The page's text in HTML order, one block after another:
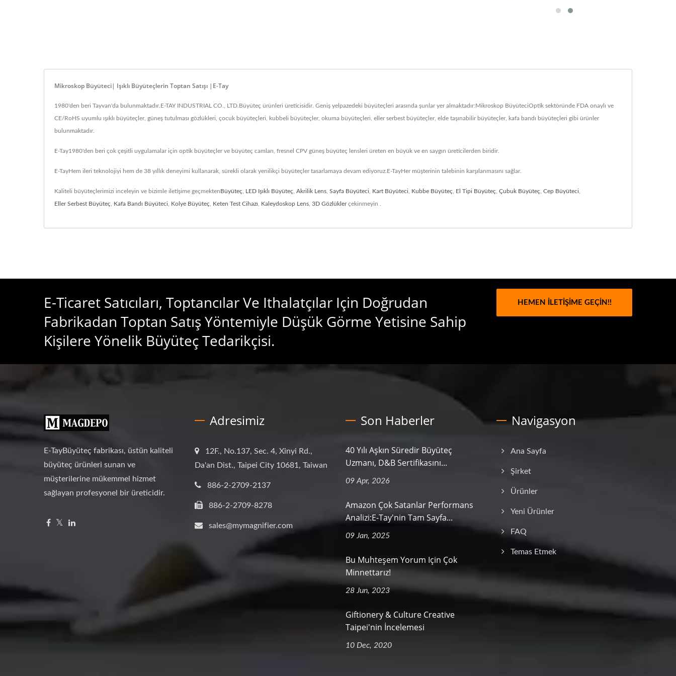
Mikroskop Büyüteci| Işıklı Büyüteçlerin Toptan Satışı |E-Tay
1980'den beri Tayvan'da bulunmaktadır.E-TAY INDUSTRIAL CO., LTD.Büyüteç ürünleri üreticisidir. Geniş yelpazedeki büyüteçleri arasında şunlar yer almaktadır:Mikroskop BüyüteciOptik sektöründe FDA onaylı ve
CE/RoHS uyumlu ışıklı büyüteçler, güneş tutulması gözlükleri, çocuk büyüteçleri, kubbeli büyüteçler, okuma büyüteçleri, eller serbest büyüteçler, elde taşınabilir büyüteçler, kafa bandı büyüteçleri gibi ürünler
bulunmaktadır.
E-Tay1980'den beri çok çeşitli uygulamalar için optik büyüteçler ve büyüteç camları, fresnel CPV güneş büyüteç lensleri üreten en büyük ve en saygın üreticilerden biridir.
E-TayHem ileri teknolojiyi hem de 38 yıllık deneyimi kullanarak, sürekli olarak yenilikçi büyüteçler tasarlamaya devam ediyoruz.E-TayHer müşterinin talebinin karşılanmasını sağlar.
Kaliteli büyüteçlerimizi inceleyin ve bizimle iletişime geçmektenBüyüteç LED Işıklı Büyüteç Akrilik Lens Sayfa Büyüteci Kart Büyüteci Kubbe Büyüteç El Tipi Büyüteç Çubuk Büyüteç Cep Büyüteci
Eller Serbest Büyüteç Kafa Bandı Büyüteci Kolye Büyüteç Keten Test Cihazı Kaleydoskop Lens 3D Gözlüklerçekinmeyin .
E-Ticaret Satıcıları, Toptancılar Ve Ithalatçılar Için Doğrudan
Fabrikadan Toptan Satış Yöntemiyle Düşük Görme Yetisine Sahip
Kişilere Yönelik Büyüteç Tedarikçisi.
HEMEN İLETIŞIME GEÇIN!!
E-TayBüyüteç fabrikası, üstün kaliteli
büyüteç ürünleri sunan ve
müşterilerine mükemmel hizmet
sağlayan profesyonel bir üreticidir.
Adresimiz
12F., No.137, Sec. 4, Xinyi Rd.,
Da'an Dist., Taipei City 10681, Taiwan
886-2-2709-2137
886-2-2709-8278
sales@mymagnifier.com
Son Haberler
40 Yılı Aşkın Süredir Büyüteç
Uzmanı, D&B Sertifikasını...
09 Apr, 2026
Amazon Çok Satanlar Performans
Analizi:E-Tay'nin Tam Sayfa...
09 Jan, 2025
Bu Muhteşem Yorum Için Çok
Minnettarız!
28 Jun, 2023
Giftionery & Culture Creative
Taipei'nin İncelemesi
10 Dec, 2020
Navigasyon
Ana Sayfa
Şirket
Ürünler
Yeni Ürünler
FAQ
Temas Etmek